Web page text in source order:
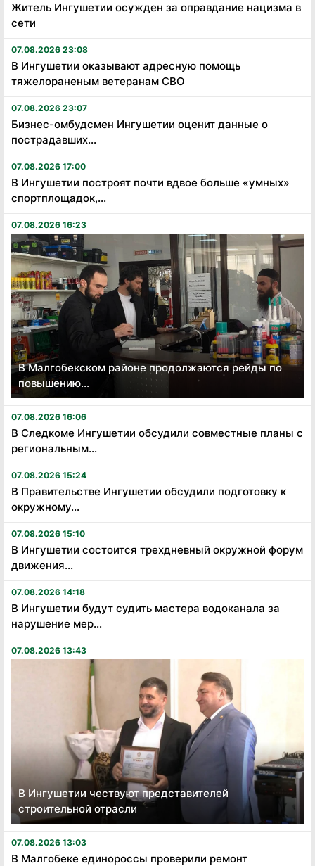
Житель Ингушетии осужден за оправдание нацизма в
сети
07.08.2026 23:08
В Ингушетии оказывают адресную помощь
тяжелораненым ветеранам СВО
07.08.2026 23:07
Бизнес-омбудсмен Ингушетии оценит данные о
пострадавших...
07.08.2026 17:00
В Ингушетии построят почти вдвое больше «умных»
спортплощадок,...
07.08.2026 16:23
В Малгобекском районе продолжаются рейды по
повышению...
07.08.2026 16:06
В Следкоме Ингушетии обсудили совместные планы с
региональным...
07.08.2026 15:24
В Правительстве Ингушетии обсудили подготовку к
окружному...
07.08.2026 15:10
В Ингушетии состоится трехдневный окружной форум
движения...
07.08.2026 14:18
В Ингушетии будут судить мастера водоканала за
нарушение мер...
07.08.2026 13:43
В Ингушетии чествуют представителей
строительной отрасли
07.08.2026 13:03
В Малгобеке единороссы проверили ремонт